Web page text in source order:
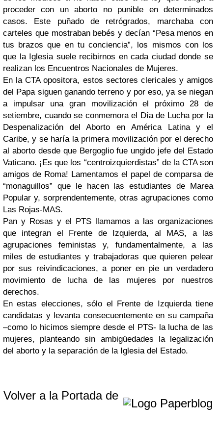
proceder con un aborto no punible en determinados
casos. Este puñado de retrógrados, marchaba con
carteles que mostraban bebés y decían “Pesa menos en
tus brazos que en tu conciencia”, los mismos con los
que la Iglesia suele recibirnos en cada ciudad donde se
realizan los Encuentros Nacionales de Mujeres.
En la CTA opositora, estos sectores clericales y amigos
del Papa siguen ganando terreno y por eso, ya se niegan
a impulsar una gran movilización el próximo 28 de
setiembre, cuando se conmemora el Día de Lucha por la
Despenalización del Aborto en América Latina y el
Caribe, y se haría la primera movilización por el derecho
al aborto desde que Bergoglio fue ungido jefe del Estado
Vaticano. ¡Es que los “centroizquierdistas” de la CTA son
amigos de Roma! Lamentamos el papel de comparsa de
“monaguillos” que le hacen las estudiantes de Marea
Popular y, sorprendentemente, otras agrupaciones como
Las Rojas-MAS.
Pan y Rosas y el PTS llamamos a las organizaciones
que integran el Frente de Izquierda, al MAS, a las
agrupaciones feministas y, fundamentalmente, a las
miles de estudiantes y trabajadoras que quieren pelear
por sus reivindicaciones, a poner en pie un verdadero
movimiento de lucha de las mujeres por nuestros
derechos.
En estas elecciones, sólo el Frente de Izquierda tiene
candidatas y levanta consecuentemente en su campaña
–como lo hicimos siempre desde el PTS- la lucha de las
mujeres, planteando sin ambigüedades la legalización
del aborto y la separación de la Iglesia del Estado.
Volver a la Portada de